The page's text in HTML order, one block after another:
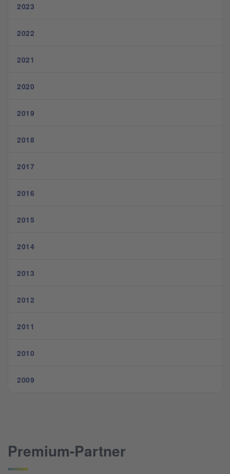
2023
2022
2021
2020
2019
2018
2017
2016
2015
2014
2013
2012
2011
2010
2009
Premium-Partner